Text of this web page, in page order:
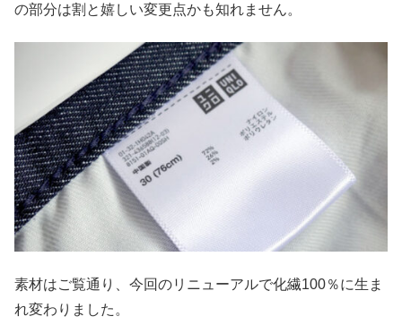
の部分は割と嬉しい変更点かも知れません。
素材はご覧通り、今回のリニューアルで化繊100％に生ま
れ変わりました。